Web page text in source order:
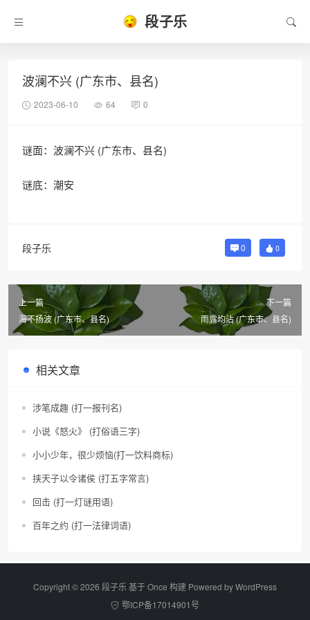
段子乐
波澜不兴 (广东市、县名)
2023-06-10 64 0
谜面：波澜不兴 (广东市、县名)
谜底：潮安
段子乐 0 0
上一篇
海不扬波 (广东市、县名)
下一篇
雨露均沾 (广东市、县名)
相关文章
涉笔成趣 (打一报刊名)
小说《怒火》 (打俗语三字)
小小少年，很少烦恼(打一饮料商标)
挟天子以令诸侯 (打五字常言)
回击 (打一灯谜用语)
百年之约 (打一法律词语)
Copyright © 2026 段子乐 基于 Once 构建 Powered byWordPress
鄂ICP备17014901号